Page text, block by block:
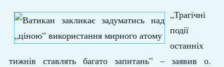
„Трагічні
події
останніх
тижнів ставлять багато запитань” – заявив о.